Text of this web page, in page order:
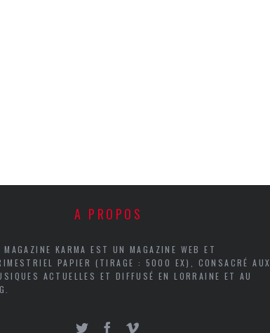
A PROPOS
MAGAZINE KARMA EST UN MAGAZINE WEB ET
PAPIER (TIRAGE : 5000 EX), CONSACRÉ AUX
ACTUELLES ET DIFFUSÉ EN LORRAINE ET AU